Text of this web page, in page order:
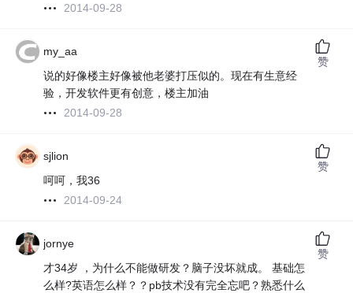
2014-09-28
my_aa
说的好像楼主好像被他老婆打压似的。现在有生意经
验，开发软件更有创意，楼主加油
2014-09-28
赞
sjlion
呵呵，我36
2014-09-24
赞
jornye
才34岁 ，为什么不能做研发？脑子没坏就成。 基础怎
么样?英语怎么样？？pb技术没有完全忘吧？熟悉什么
赞